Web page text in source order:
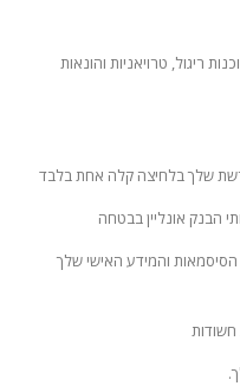
ריגול, טרויאניות והונאות
שלך בלחיצה קלה אחת בלבד
הבנק אונליין בבטחה
והמידע האישי שלך
חשודות